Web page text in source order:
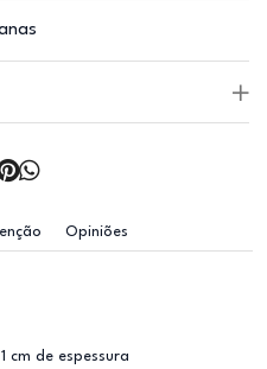
Opiniões
cm de espessura